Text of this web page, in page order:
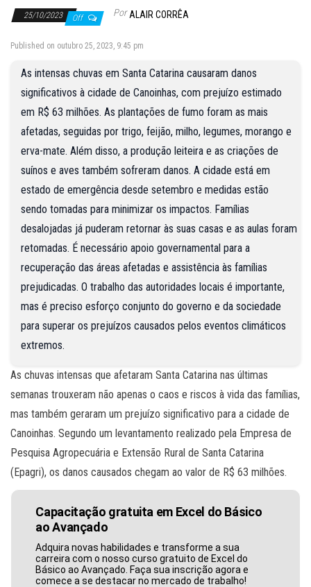
25/10/2023 Off Por ALAIR CORRÊA
Published on outubro 25, 2023, 9:45 pm
As intensas chuvas em Santa Catarina causaram danos
significativos à cidade de Canoinhas, com prejuízo estimado
em R$ 63 milhões. As plantações de fumo foram as mais
afetadas, seguidas por trigo, feijão, milho, legumes, morango e
erva-mate. Além disso, a produção leiteira e as criações de
suínos e aves também sofreram danos. A cidade está em
estado de emergência desde setembro e medidas estão
sendo tomadas para minimizar os impactos. Famílias
desalojadas já puderam retornar às suas casas e as aulas foram
retomadas. É necessário apoio governamental para a
recuperação das áreas afetadas e assistência às famílias
prejudicadas. O trabalho das autoridades locais é importante,
mas é preciso esforço conjunto do governo e da sociedade
para superar os prejuízos causados pelos eventos climáticos
extremos.
As chuvas intensas que afetaram Santa Catarina nas últimas
semanas trouxeram não apenas o caos e riscos à vida das famílias,
mas também geraram um prejuízo significativo para a cidade de
Canoinhas. Segundo um levantamento realizado pela Empresa de
Pesquisa Agropecuária e Extensão Rural de Santa Catarina
(Epagri), os danos causados chegam ao valor de R$ 63 milhões.
Capacitação gratuita em Excel do Básico
ao Avançado
Adquira novas habilidades e transforme a sua
carreira com o nosso curso gratuito de Excel do
Básico ao Avançado. Faça sua inscrição agora e
comece a se destacar no mercado de trabalho!